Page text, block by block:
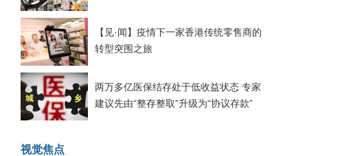
【见·闻】疫情下一家香港传统零售商的
转型突围之旅
两万多亿医保结存处于低收益状态 专家
建议先由“整存整取”升级为“协议存款”
视觉焦点